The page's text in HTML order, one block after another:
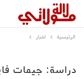
الرئيسية اخبار
دراسة: جيمات